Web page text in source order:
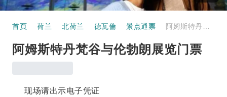
首頁 荷兰 北荷兰 德瓦倫 景点通票
阿姆斯特丹梵谷与伦勃朗展览门票
现场请出示电子凭证